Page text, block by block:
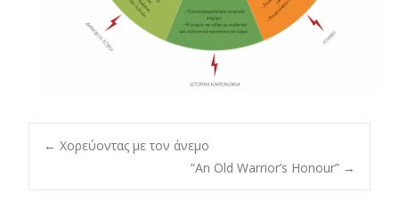
Post
← Χορεύοντας με τον άνεμο
“An Old Warrior’s Honour” →